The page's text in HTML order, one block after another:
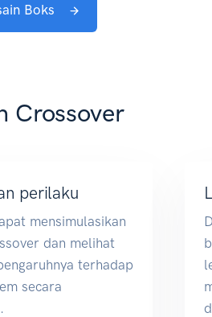
Boks
Crossover
perilaku
mensimulasikan
dan melihat
terhadap
secara